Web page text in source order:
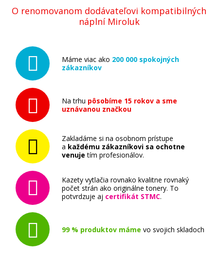
O renomovanom dodávateľovi kompatibilných
náplní Miroluk
Máme viac ako 200 000 spokojných
zákazníkov
Na trhu pôsobíme 15 rokov a sme
uznávanou značkou
Zakladáme si na osobnom prístupe
a každému zákazníkovi sa ochotne
venuje tím profesionálov.
Kazety vytlačia rovnako kvalitne rovnaký
počet strán ako originálne tonery. To
potvrdzuje aj certifikát STMC.
99 % produktov máme vo svojich skladoch